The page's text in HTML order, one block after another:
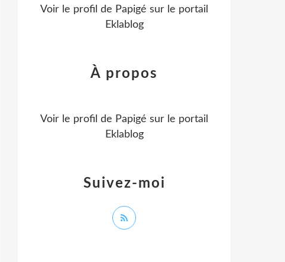
Voir le profil de Papigé sur le portail
Eklablog
Suivez-moi
À propos
Voir le profil de Papigé sur le portail
Eklablog